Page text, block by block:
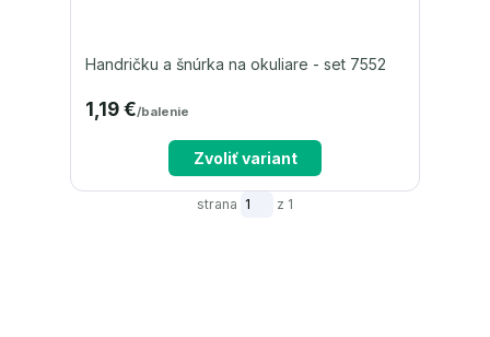
Handričku a šnúrka na okuliare - set 7552
1,19 €/balenie
Zvoliť variant
strana z 1